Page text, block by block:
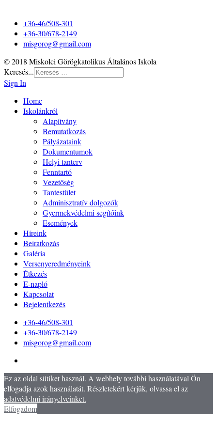
+36-46/508-301
+36-30/678-2149
misgorog@gmail.com
© 2018 Miskolci Görögkatolikus Általános Iskola
Keresés...
Sign In
Home
Iskolánkról
Alapítvány
Bemutatkozás
Pályázataink
Dokumentumok
Helyi tanterv
Fenntartó
Vezetőség
Tantestület
Adminisztratív dolgozók
Gyermekvédelmi segítőink
Események
Híreink
Beiratkozás
Galéria
Versenyeredményeink
Étkezés
E-napló
Kapcsolat
Bejelentkezés
+36-46/508-301
+36-30/678-2149
misgorog@gmail.com
Ez az oldal sütiket használ. A webhely további használatával Ön
elfogadja azok használatát. Részletekért kérjük, olvassa el az
adatvédelmi irányelveinket.
Elfogadom